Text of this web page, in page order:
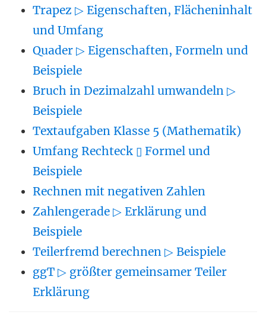
Trapez ▷ Eigenschaften, Flächeninhalt
und Umfang
Quader ▷ Eigenschaften, Formeln und
Beispiele
Bruch in Dezimalzahl umwandeln ▷
Beispiele
Textaufgaben Klasse 5 (Mathematik)
Umfang Rechteck ▯ Formel und
Beispiele
Rechnen mit negativen Zahlen
Zahlengerade ▷ Erklärung und
Beispiele
Teilerfremd berechnen ▷ Beispiele
ggT ▷ größter gemeinsamer Teiler
Erklärung